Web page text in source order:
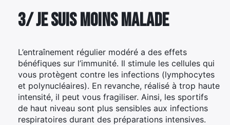
3/ Je suis moins malade
L’entraînement régulier modéré a des effets
bénéfiques sur l’immunité. Il stimule les cellules qui
vous protègent contre les infections (lymphocytes
et polynucléaires). En revanche, réalisé à trop haute
intensité, il peut vous fragiliser. Ainsi, les sportifs
de haut niveau sont plus sensibles aux infections
respiratoires durant des préparations intensives.